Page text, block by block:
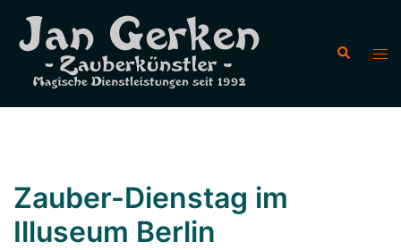
Inhalt
springen
Suche
Zauber-Dienstag im
Illuseum Berlin